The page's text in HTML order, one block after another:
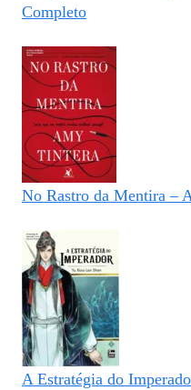
Completo
No Rastro da Mentira –
A Estratégia do